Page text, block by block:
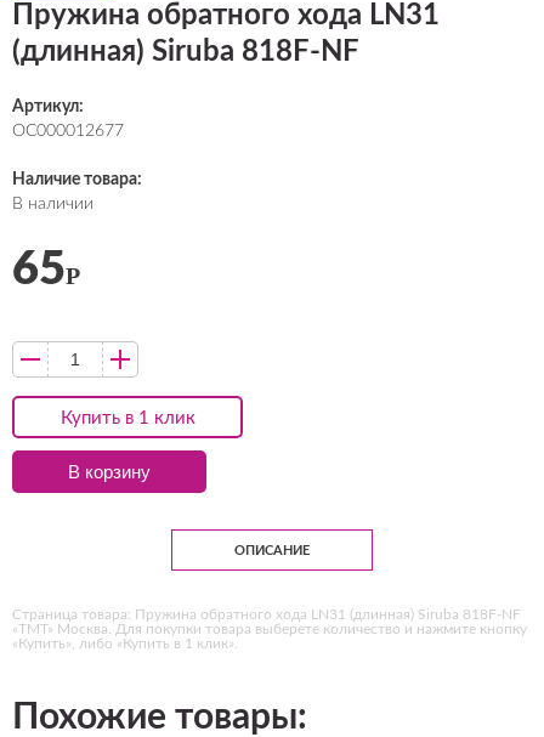
Пружина обратного хода LN31
(длинная) Siruba 818F-NF
Артикул:
ОС000012677
Наличие товара:
В наличии
Купить в 1 клик
65Р
В корзину
ОПИСАНИЕ
Страница товара: Пружина обратного хода LN31 (длинная) Siruba 818F-NF
«ТМТ» Москва. Для покупки товара выберете количество и нажмите кнопку
«Купить», либо «Купить в 1 клик».
Похожие товары: